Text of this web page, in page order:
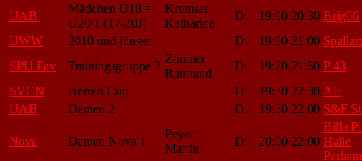
UAB
Mädchen U18 =
U20/1 (17-20J)
Kremser
Katharina
Di 19:00 20:30 Brig66
UWW
2010 und jünger Di 19:00 21:00 Spallart
SPU Fav
Trainingsgruppe 2
Zimmer
Raimund
Di 19:20 21:50 P 43
SVCN
Herren Cup Di 19:30 22:30 AE
UAB
Damen 2 Di 19:30 22:00 S&F
Nova Damen Nova 1
Peyerl
Martin
Di 20:00 22:00
Billa
Halle